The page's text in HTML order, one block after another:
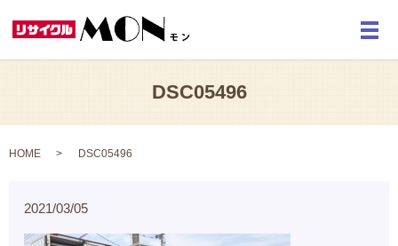
メ
DSC05496
HOME DSC05496
2021/03/05